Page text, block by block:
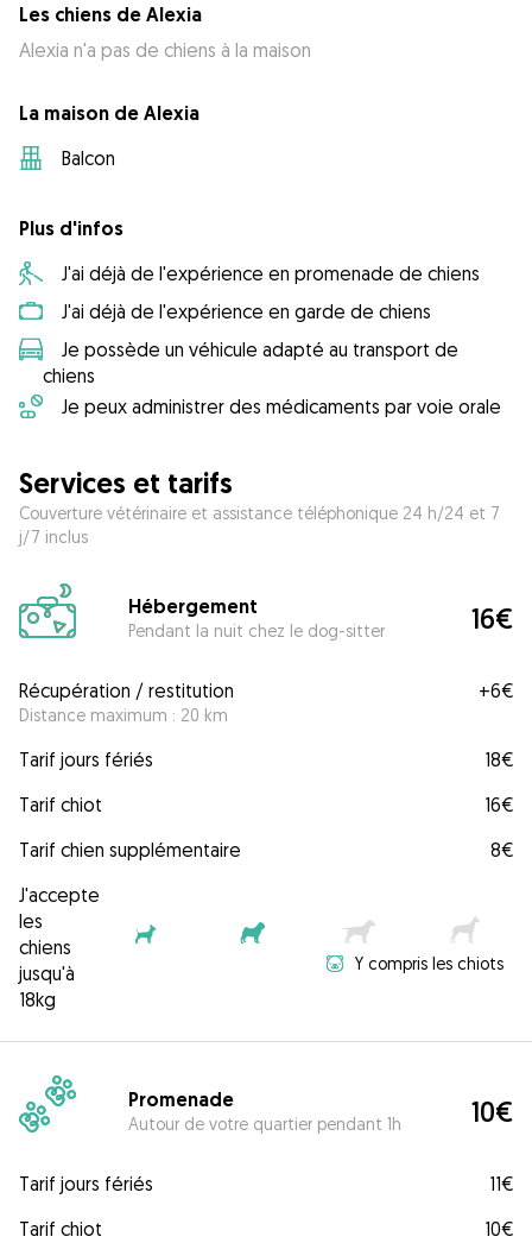
Les chiens de Alexia
Alexia n'a pas de chiens à la maison
La maison de Alexia
Balcon
Plus d'infos
J'ai déjà de l'expérience en promenade de chiens
J'ai déjà de l'expérience en garde de chiens
Je possède un véhicule adapté au transport de
chiens
Je peux administrer des médicaments par voie orale
Services et tarifs
Couverture vétérinaire et assistance téléphonique 24 h/24 et 7
j/7 inclus
Hébergement
Pendant la nuit chez le dog-sitter 16€
Récupération / restitution
Distance maximum : 20 km
+6€
Tarif jours fériés
18€
Tarif chiot
16€
Tarif chien supplémentaire
8€
J'accepte
les
chiens
jusqu'à
18kg
Y compris les chiots
Promenade
Autour de votre quartier pendant 1h 10€
Tarif jours fériés
11€
Tarif chiot
10€